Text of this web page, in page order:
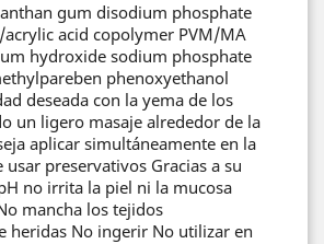
gum disodium phosphate
acid copolymer PVM/MA
hydroxide sodium phosphate
phenoxyethanol
deseada con la yema de los
un ligero masaje alrededor de la
aplicar simultáneamente en la
usar preservativos Gracias a su
no irrita la piel ni la mucosa
mancha los tejidos
heridas No ingerir No utilizar en